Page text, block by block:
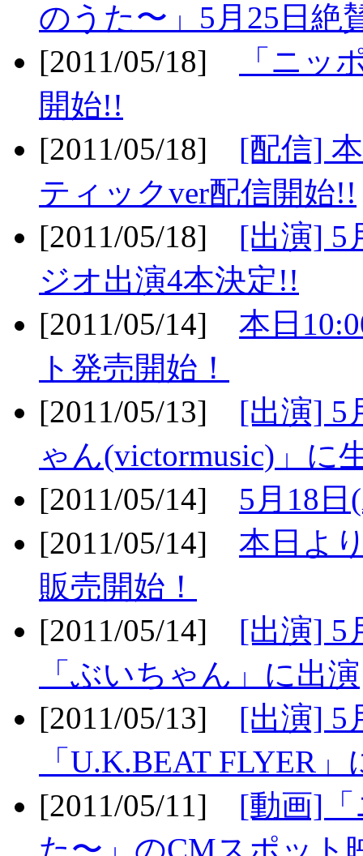
のうた〜」5月25日絶
[2011/05/18]
「ニッ
開始!!
[2011/05/18] [配信]
ティックver配信開始!!
[2011/05/18] [出演] 5
ジオ出演4本決定!!
[2011/05/14] 本日
ト発売開始！
[2011/05/13] [出演] 5
ゃん(victormusic)」に
[2011/05/14] 5月18
[2011/05/14] 本日よ
販売開始！
[2011/05/14] [出演] 5
「ぶいちゃん」に出演
[2011/05/13] [出演] 5
「U.K.BEAT FLYER
[2011/05/11] [動画]
た〜」のCMスポット